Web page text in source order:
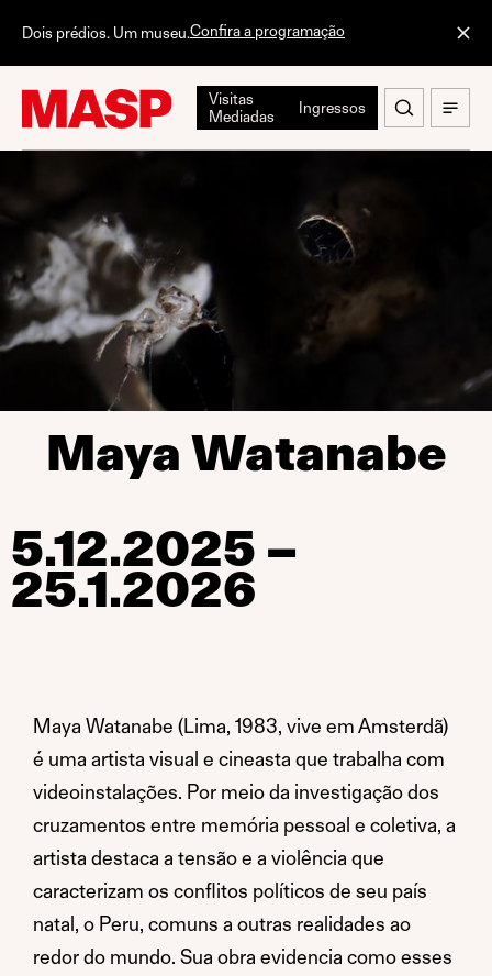
Dois prédios. Um museu.Confira a programação
Visitas
Mediadas
Ingressos
Maya Watanabe
5.12.2025 –
25.1.2026
Maya Watanabe (Lima, 1983, vive em Amsterdã)
é uma artista visual e cineasta que trabalha com
videoinstalações. Por meio da investigação dos
cruzamentos entre memória pessoal e coletiva, a
artista destaca a tensão e a violência que
caracterizam os conflitos políticos de seu país
natal, o Peru, comuns a outras realidades ao
redor do mundo. Sua obra evidencia como esses